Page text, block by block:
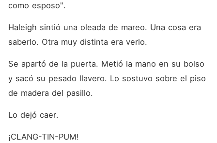
como esposo".
Haleigh sintió una oleada de mareo. Una cosa era
saberlo. Otra muy distinta era verlo.
Se apartó de la puerta. Metió la mano en su bolso
y sacó su pesado llavero. Lo sostuvo sobre el piso
de madera del pasillo.
Lo dejó caer.
¡CLANG-TIN-PUM!